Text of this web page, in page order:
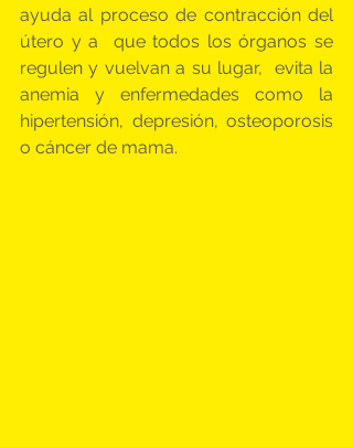
ayuda al proceso de contracción del
útero y a  que todos los órganos se
regulen y vuelvan a su lugar,  evita la
anemia y enfermedades como la
hipertensión, depresión, osteoporosis
o cáncer de mama.